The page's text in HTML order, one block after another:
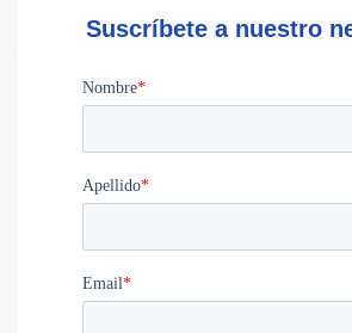
Suscríbete a nuestro